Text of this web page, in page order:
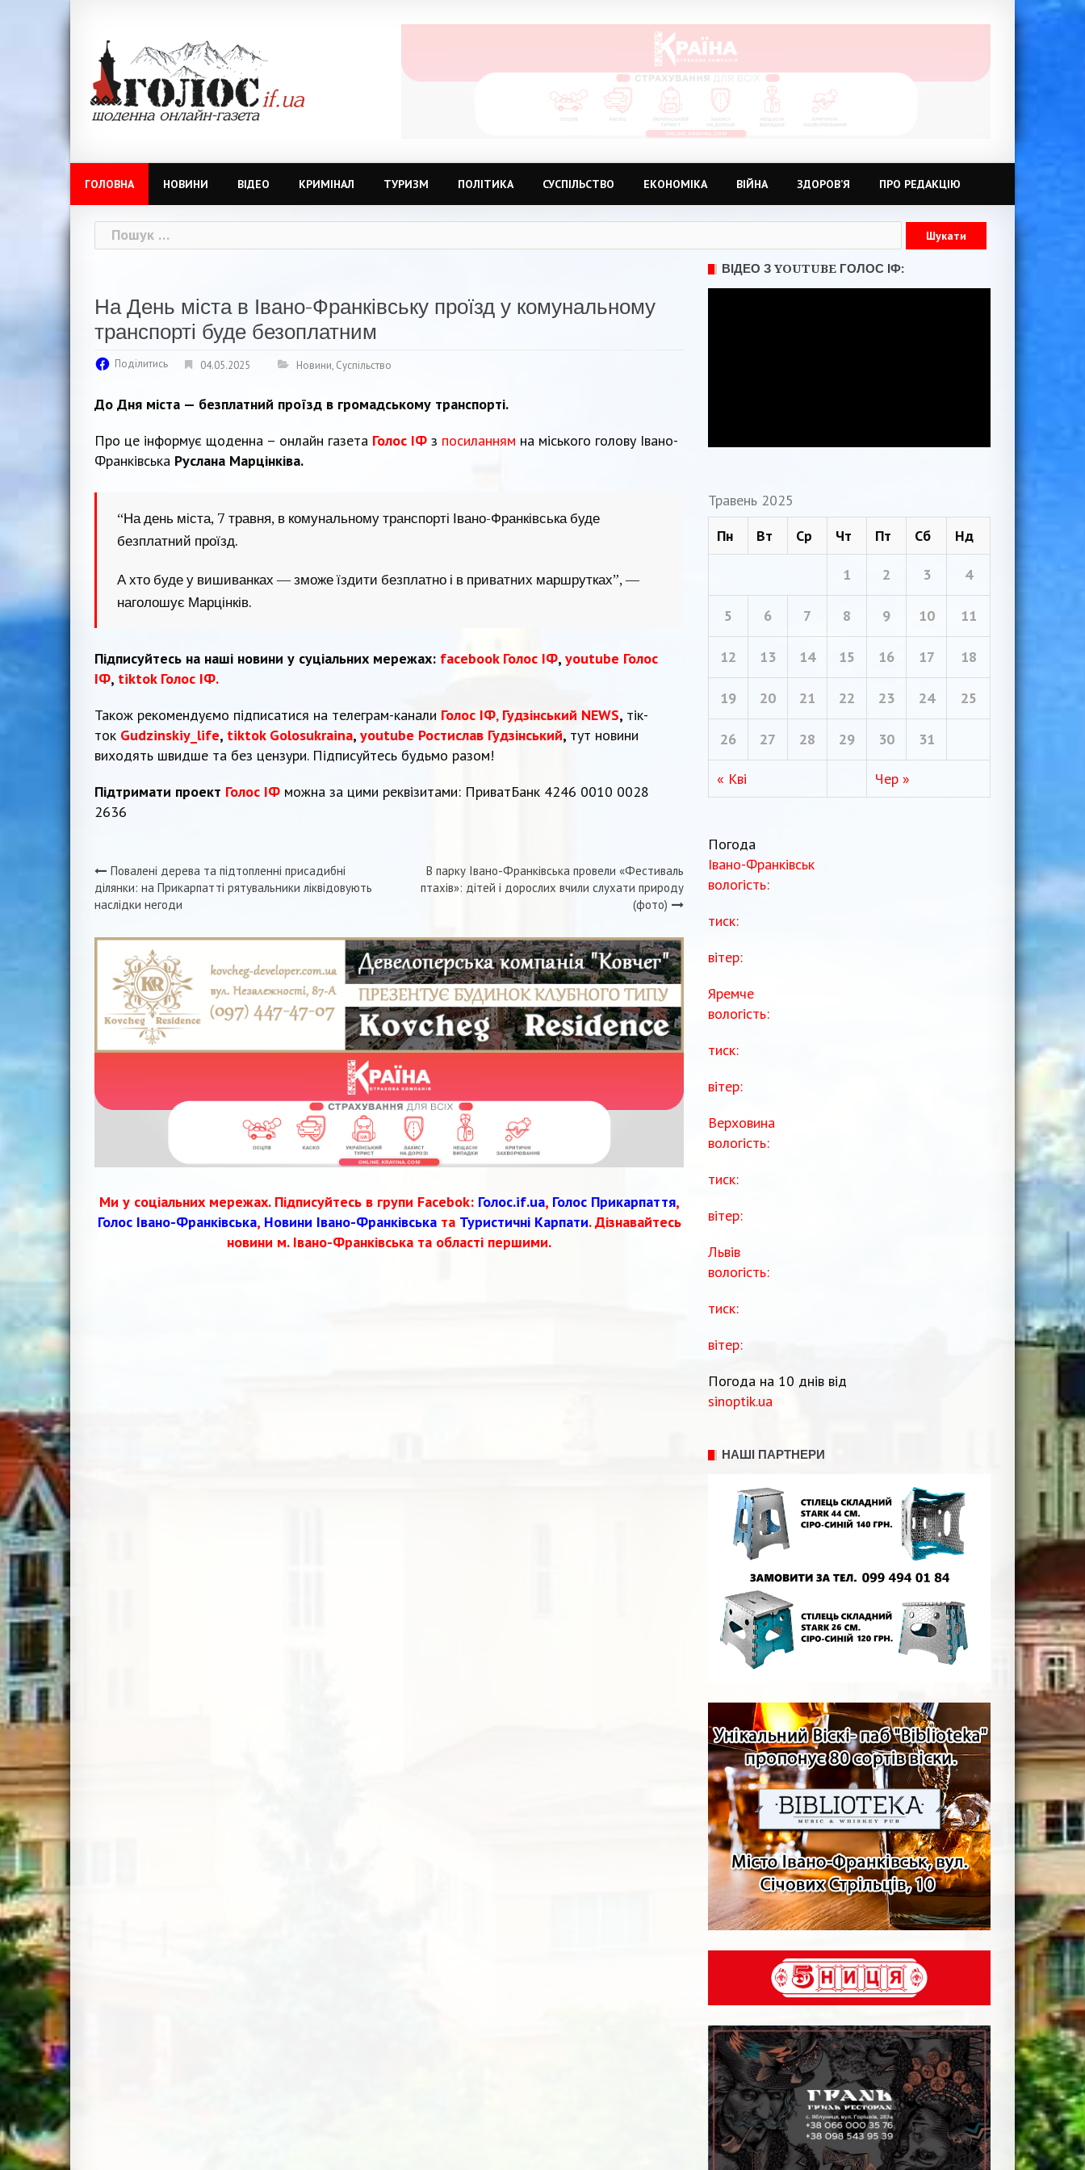
ГОЛОВНА НОВИНИ ВІДЕО КРИМІНАЛ ТУРИЗМ ПОЛІТИКА СУСПІЛЬСТВО ЕКОНОМІКА ВІЙНА ЗДОРОВ’Я ПРО РЕДАКЦІЮ
Пошук:
На День міста в Івано-Франківську проїзд у комунальному
транспорті буде безоплатним
Поділитись 04.05.2025 Новини, Суспільство
До Дня міста — безплатний проїзд в громадському транспорті.
Про це інформує щоденна – онлайн газета Голос ІФ з посиланням на міського голову Івано-
Франківська Руслана Марцінківа.
“На день міста, 7 травня, в комунальному транспорті Івано-Франківська буде
безплатний проїзд.
А хто буде у вишиванках — зможе їздити безплатно і в приватних маршрутках”, —
наголошує Марцінків.
Підписуйтесь на наші новини у суціальних мережах: facebook Голос ІФ, youtube Голос
ІФ, tiktok Голос ІФ.
Також рекомендуємо підписатися на телеграм-канали Голос ІФ, Гудзінський NEWS, тік-
ток Gudzinskiy_life, tiktok Golosukraina, youtube Ростислав Гудзінський, тут новини
виходять швидше та без цензури. Підписуйтесь будьмо разом!
Підтримати проект Голос ІФ можна за цими реквізитами: ПриватБанк 4246 0010 0028
2636
Навігація
Повалені дерева та підтопленні присадибні
ділянки: на Прикарпатті рятувальники ліквідовують
наслідки негоди
В парку Івано-Франківська провели «Фестиваль
птахів»: дітей і дорослих вчили слухати природу
(фото)
Ми у соціальних мережах. Підписуйтесь в групи Facebok: Голос.if.ua, Голос Прикарпаття,
Голос Івано-Франківська, Новини Івано-Франківськата Туристичні Карпати. Дізнавайтесь
новини м. Івано-Франківська та області першими.
ВІДЕО З YOUTUBE ГОЛОС ІФ:
Травень 2025
Пн
Вт Ср Чт Пт Сб Нд
« Кві Чер »
1 2 3 4
5 6 7 8 9 10 11
12 13 14 15 16 17 18
19 20 21 22 23 24 25
26 27 28 29 30 31
Погода
Івано-Франківськ
вологість:
тиск:
вітер:
Яремче
вологість:
тиск:
вітер:
Верховина
вологість:
тиск:
вітер:
Львів
вологість:
тиск:
вітер:
Погода на 10 днів від
sinoptik.ua
НАШІ ПАРТНЕРИ